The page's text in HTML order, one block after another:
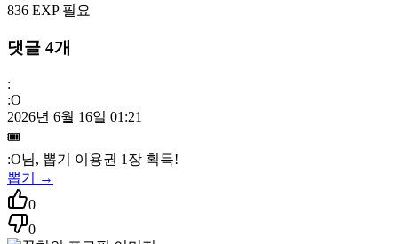
836 EXP 필요
댓글 4개
:
:O
2026년 6월 16일 01:21
🎟️
:O님, 뽑기 이용권 1 장 획득!
뽑기 →
0
0